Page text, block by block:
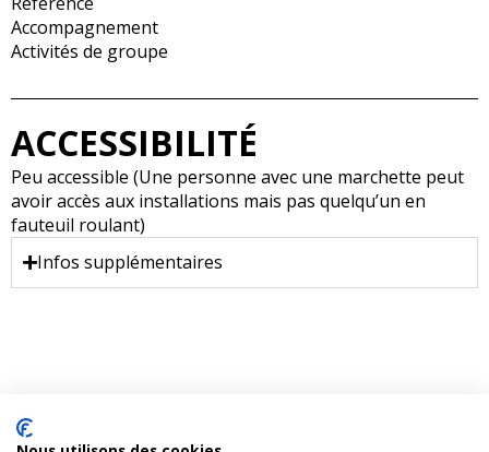
Accompagnement
Activités de groupe
ACCESSIBILITÉ
Peu accessible (Une personne avec une marchette peut
avoir accès aux installations mais pas quelqu’un en
fauteuil roulant)
Infos supplémentaires